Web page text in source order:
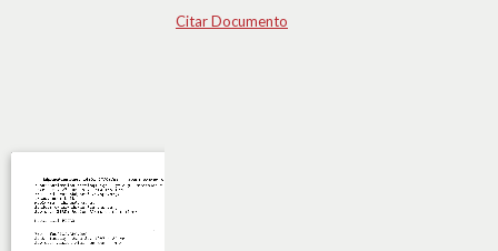
Citar Documento